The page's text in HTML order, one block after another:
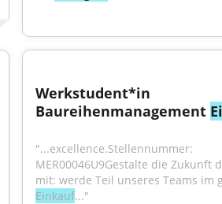
Werkstudent*in
Baureihenmanagement
"...excellence.Stellennummer:
MER00046U9Gestalte die Zukunft
Einkauf..."